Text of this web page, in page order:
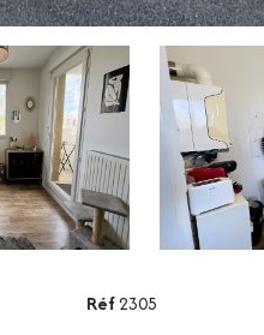
Réf2305